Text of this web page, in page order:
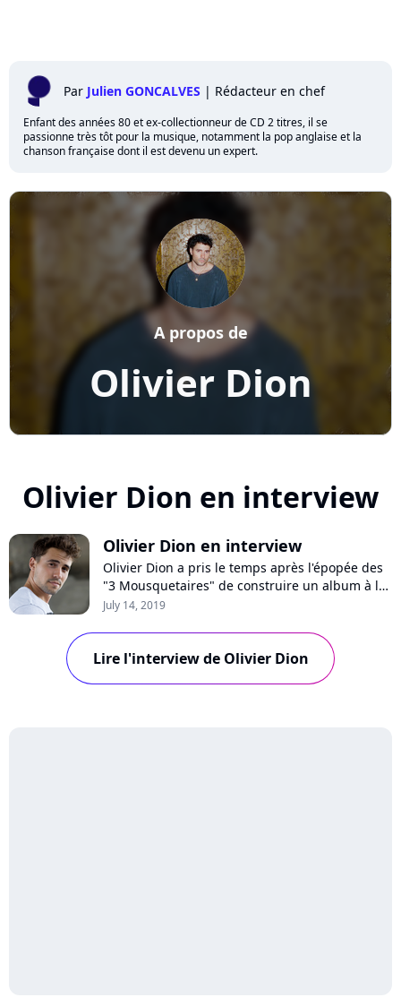
Par Julien GONCALVES | Rédacteur en chef
Enfant des années 80 et ex-collectionneur de CD 2 titres, il se
passionne très tôt pour la musique, notamment la pop anglaise et la
chanson française dont il est devenu un expert.
Olivier Dion
A propos de
Olivier Dion en interview
Olivier Dion en interview
Olivier Dion a pris le temps après l'épopée des
"3 Mousquetaires" de construire un album à la
hauteur de ses ambitions. Réalisé avec les plus
internationale, "Exposed" est une nouvelle
étape dans la carrière du jeune artiste
July 14, 2019
Lire l'interview de Olivier Dion